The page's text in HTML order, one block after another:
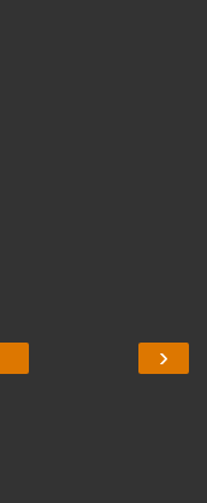
›